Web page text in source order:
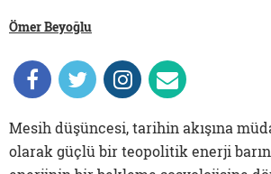
Ömer Beyoğlu
Mesih düşüncesi, tarihin akışına
olarak güçlü bir teopolitik enerji